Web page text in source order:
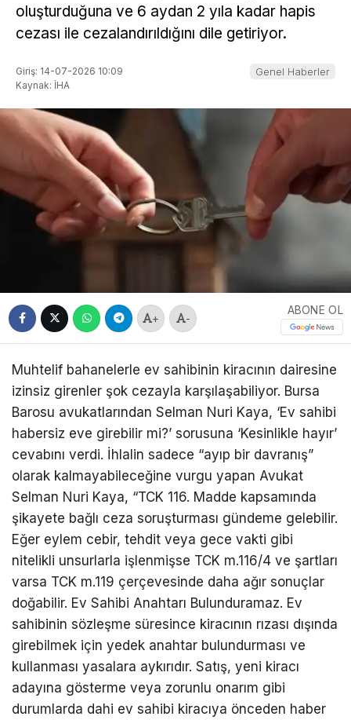
oluşturduğuna ve 6 aydan 2 yıla kadar hapis
cezası ile cezalandırıldığını dile getiriyor.
Giriş: 14-07-2026 10:09
Kaynak: İHA
Genel Haberler
+ -
ABONE OL
Muhtelif bahanelerle ev sahibinin kiracının dairesine
izinsiz girenler şok cezayla karşılaşabiliyor. Bursa
Barosu avukatlarından Selman Nuri Kaya, ‘Ev sahibi
habersiz eve girebilir mi?’ sorusuna ‘Kesinlikle hayır’
cevabını verdi. İhlalin sadece “ayıp bir davranış”
olarak kalmayabileceğine vurgu yapan Avukat
Selman Nuri Kaya, “TCK 116. Madde kapsamında
şikayete bağlı ceza soruşturması gündeme gelebilir.
Eğer eylem cebir, tehdit veya gece vakti gibi
nitelikli unsurlarla işlenmişse TCK m.116/4 ve şartları
varsa TCK m.119 çerçevesinde daha ağır sonuçlar
doğabilir. Ev Sahibi Anahtarı Bulunduramaz. Ev
sahibinin sözleşme süresince kiracının rızası dışında
girebilmek için yedek anahtar bulundurması ve
kullanması yasalara aykırıdır. Satış, yeni kiracı
adayına gösterme veya zorunlu onarım gibi
durumlarda dahi ev sahibi kiracıya önceden haber